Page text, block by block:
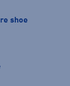
shoe